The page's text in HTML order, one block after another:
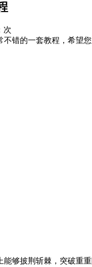
次
错的一套教程，希望
够披荆斩棘，突破重